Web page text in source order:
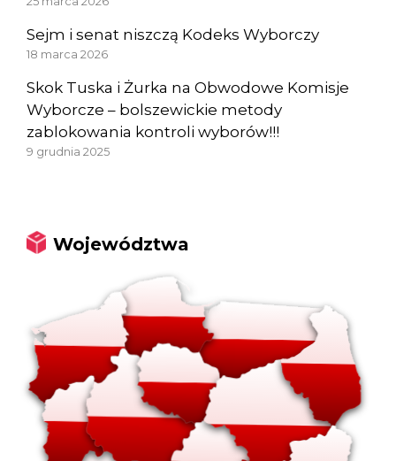
Sejm i senat niszczą Kodeks Wyborczy
18 marca 2026
Skok Tuska i Żurka na Obwodowe Komisje
Wyborcze – bolszewickie metody
zablokowania kontroli wyborów!!!
9 grudnia 2025
Województwa